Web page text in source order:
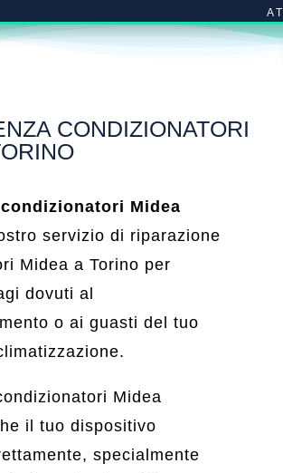
CONDIZIONATORI
Midea
servizio di riparazione
Midea a Torino per
dovuti al
o ai guasti del tuo
Midea
il tuo dispositivo
specialmente